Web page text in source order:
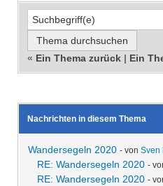
« Ein Thema zurück | Ein
Nachrichten in diesem Thema
Wandersegeln 2020 - von Sven
RE: Wandersegeln 2020 -
RE: Wandersegeln 2020 -